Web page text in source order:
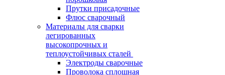
Прутки присадочные
Флюс сварочный
Материалы для сварки
легированных
высокопрочных и
теплоустойчивых сталей
Электроды сварочные
Проволока сплошная